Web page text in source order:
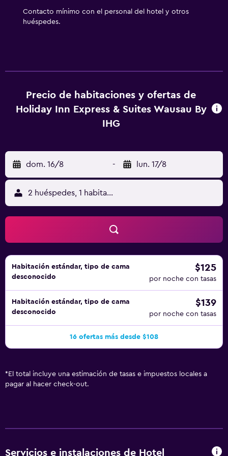
instalaciones o cerca del alojamiento (es posible que se
aplique un recargo).
Contacto mínimo con el personal del hotel y otros
huéspedes.
Precio de habitaciones y ofertas de
Holiday Inn Express & Suites Wausau By
IHG
dom. 16/8 - lun. 17/8
2 huéspedes, 1 habitación
Habitación estándar, tipo de cama
desconocido
$125
por noche con tasas
Habitación estándar, tipo de cama
desconocido
$139
por noche con tasas
16 ofertas más desde $108
* El total incluye una estimación de tasas e impuestos locales a
pagar al hacer check-out.
Servicios e instalaciones de Hotel